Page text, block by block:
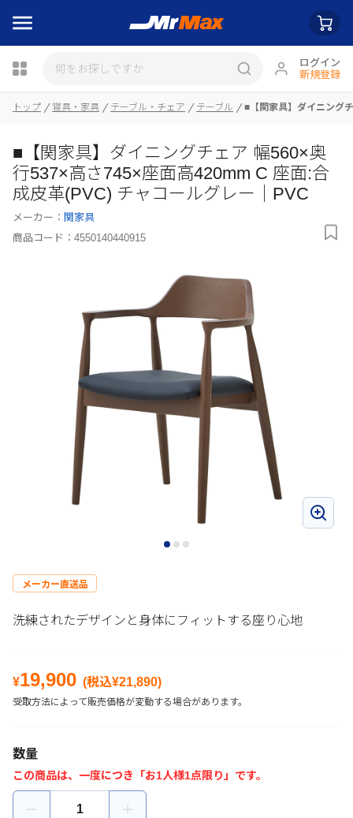
ログイン
新規登録
瓶詰
トップ 寝具・家具 テーブル・チェア テーブル ■【関家具】ダイニング
■【関家具】ダイニングチェア 幅560×奥
行537×高さ745×座面高420mm C 座面:合
成皮革(PVC) チャコールグレー｜PVC
メーカー： 関家具
商品コード： 4550140440915
メーカー直送品
洗練されたデザインと身体にフィットする座り心地
¥19,900 (税込¥21,890)
受取方法によって販売価格が変動する場合があります。
数量
この商品は、一度につき「お1人様1点限り」です。